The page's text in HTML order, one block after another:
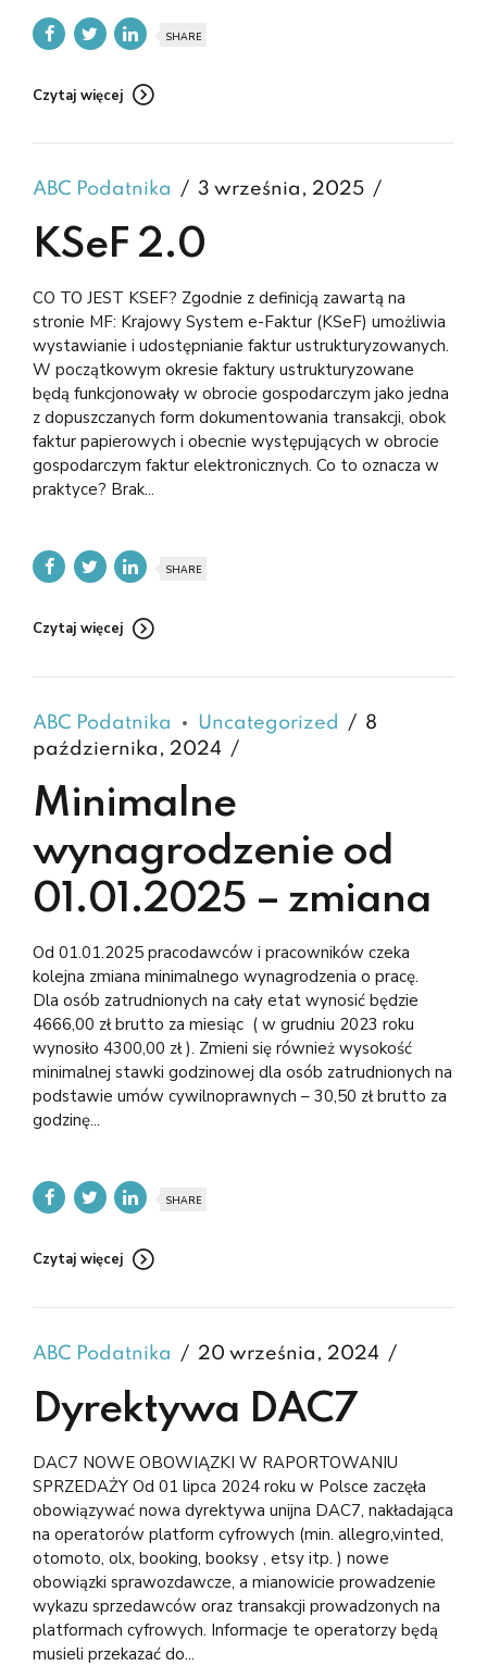
SHARE
Czytaj więcej
ABC Podatnika 3 września, 2025
KSeF 2.0
CO TO JEST KSEF? Zgodnie z definicją zawartą na
stronie MF: Krajowy System e-Faktur (KSeF) umożliwia
wystawianie i udostępnianie faktur ustrukturyzowanych.
W początkowym okresie faktury ustrukturyzowane
będą funkcjonowały w obrocie gospodarczym jako jedna
z dopuszczanych form dokumentowania transakcji, obok
faktur papierowych i obecnie występujących w obrocie
gospodarczym faktur elektronicznych. Co to oznacza w
praktyce? Brak...
SHARE
Czytaj więcej
ABC Podatnika Uncategorized
8
października, 2024
Minimalne
wynagrodzenie od
01.01.2025 – zmiana
Od 01.01.2025 pracodawców i pracowników czeka
kolejna zmiana minimalnego wynagrodzenia o pracę.
Dla osób zatrudnionych na cały etat wynosić będzie
4666,00 zł brutto za miesiąc ( w grudniu 2023 roku
wynosiło 4300,00 zł ). Zmieni się również wysokość
minimalnej stawki godzinowej dla osób zatrudnionych na
podstawie umów cywilnoprawnych – 30,50 zł brutto za
godzinę...
SHARE
Czytaj więcej
ABC Podatnika 20 września, 2024
Dyrektywa DAC7
DAC7 NOWE OBOWIĄZKI W RAPORTOWANIU
SPRZEDAŻY Od 01 lipca 2024 roku w Polsce zaczęła
obowiązywać nowa dyrektywa unijna DAC7, nakładająca
na operatorów platform cyfrowych (min. allegro,vinted,
otomoto, olx, booking, booksy , etsy itp. ) nowe
obowiązki sprawozdawcze, a mianowicie prowadzenie
wykazu sprzedawców oraz transakcji prowadzonych na
platformach cyfrowych. Informacje te operatorzy będą
musieli przekazać do...